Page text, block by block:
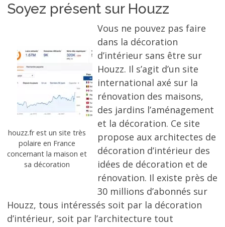
Soyez présent sur Houzz
houzz.fr est un site très
polaire en France
concernant la maison et
sa décoration
Vous ne pouvez pas faire
dans la décoration
d’intérieur sans être sur
Houzz. Il s’agit d’un site
international axé sur la
rénovation des maisons,
des jardins l’aménagement
et la décoration. Ce site
propose aux architectes de
décoration d’intérieur des
idées de décoration et de
rénovation. Il existe près de
30 millions d’abonnés sur
Houzz, tous intéressés soit par la décoration
d’intérieur, soit par l’architecture tout